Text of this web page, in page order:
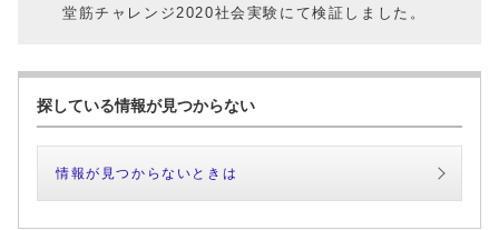
堂筋チャレンジ2020社会実験にて検証しました。
探している情報が見つからない
情報が見つからないときは